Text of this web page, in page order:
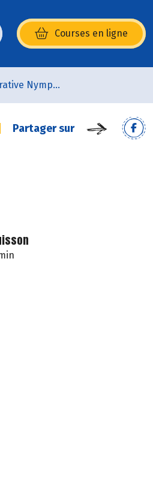
Courses en ligne
fenêtre)
Coopérative Nymphéa
Partager sur